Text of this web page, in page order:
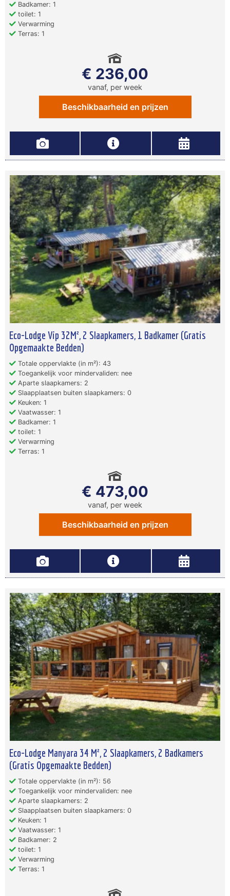
Badkamer: 1
toilet: 1
Verwarming
Terras: 1
€ 236,00
vanaf, per week
Beschikbaarheid en prijzen
Eco-Lodge Vip 32M², 2 Slaapkamers, 1 Badkamer (Gratis
Opgemaakte Bedden)
Totale oppervlakte (in m²): 43
Toegankelijk voor mindervaliden: nee
Aparte slaapkamers: 2
Slaapplaatsen buiten slaapkamers: 0
Keuken: 1
Vaatwasser: 1
Badkamer: 1
toilet: 1
Verwarming
Terras: 1
€ 473,00
vanaf, per week
Beschikbaarheid en prijzen
Eco-Lodge Manyara 34 M², 2 Slaapkamers, 2 Badkamers
(Gratis Opgemaakte Bedden)
Totale oppervlakte (in m²): 56
Toegankelijk voor mindervaliden: nee
Aparte slaapkamers: 2
Slaapplaatsen buiten slaapkamers: 0
Keuken: 1
Vaatwasser: 1
Badkamer: 2
toilet: 1
Verwarming
Terras: 1